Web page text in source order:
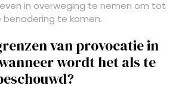
in overweging te nemen om tot
te komen.
van provocatie in
wordt het als te